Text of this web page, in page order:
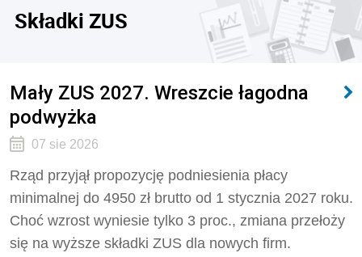
Składki ZUS
Mały ZUS 2027. Wreszcie łagodna
podwyżka
07 sie 2026
Rząd przyjął propozycję podniesienia płacy
minimalnej do 4950 zł brutto od 1 stycznia 2027 roku.
Choć wzrost wyniesie tylko 3 proc., zmiana przełoży
się na wyższe składki ZUS dla nowych firm.